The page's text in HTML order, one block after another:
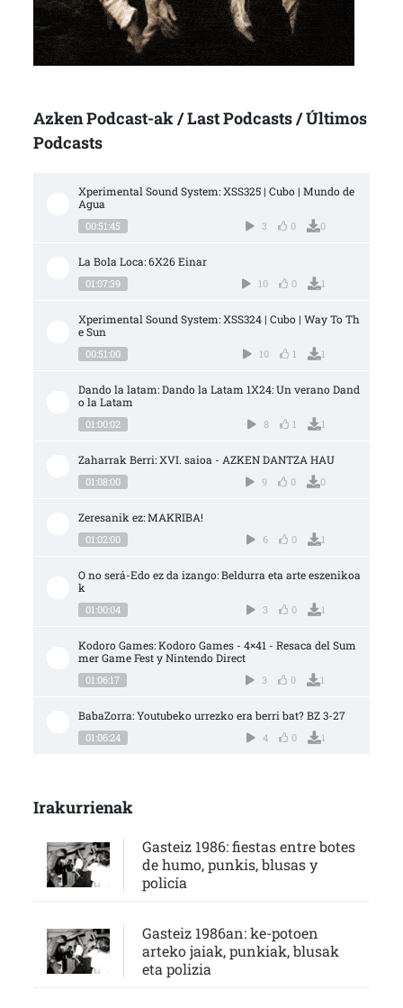
Azken Podcast-ak / Last Podcasts / Últimos
Podcasts
Xperimental Sound System: XSS325 | Cubo | Mundo de
Agua
00:51:45 3 0 0
La Bola Loca: 6X26 Einar
01:07:39 10 0 1
Xperimental Sound System: XSS324 | Cubo | Way To Th
e Sun
00:51:00 10 1 1
Dando la latam: Dando la Latam 1X24: Un verano Dand
o la Latam
01:00:02 8 1 1
Zaharrak Berri: XVI. saioa - AZKEN DANTZA HAU
01:08:00 9 0 0
Zeresanik ez: MAKRIBA!
01:02:00 6 0 1
O no será-Edo ez da izango: Beldurra eta arte eszenikoa
k
01:00:04 3 0 1
Kodoro Games: Kodoro Games - 4×41 - Resaca del Sum
mer Game Fest y Nintendo Direct
01:06:17 3 0 1
BabaZorra: Youtubeko urrezko era berri bat? BZ 3-27
01:06:24 4 0 1
Irakurrienak
Gasteiz 1986: fiestas entre botes
de humo, punkis, blusas y
policía
Gasteiz 1986an: ke-potoen
arteko jaiak, punkiak, blusak
eta polizia